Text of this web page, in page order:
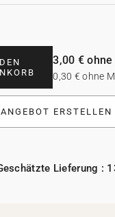
3,00 €
0,30 € ohne
ERSTELLEN
Lieferung :